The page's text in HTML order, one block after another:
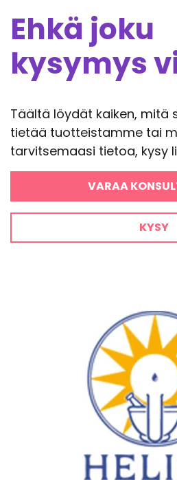
Ehkä joku
kysymys
Täältä löydät kaiken, mitä
tietää tuotteistamme tai
tarvitsemaasi tietoa, kysy
VARAA
KYSY